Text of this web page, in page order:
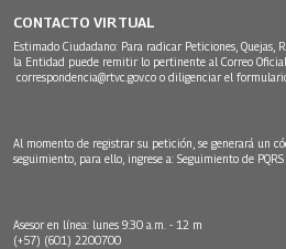
CONTACTO VIRTUAL
Estimado Ciudadano: Para radicar Peticiones, Quejas,
la Entidad puede remitir lo pertinente al Correo
correspondencia@rtvc.gov.co o diligenciar el
Al momento de registrar su petición, se generará un
seguimiento, para ello, ingrese a: Seguimiento de PQRS
Asesor en línea: lunes 9:30 a.m. - 12 m
(+57) (601) 2200700